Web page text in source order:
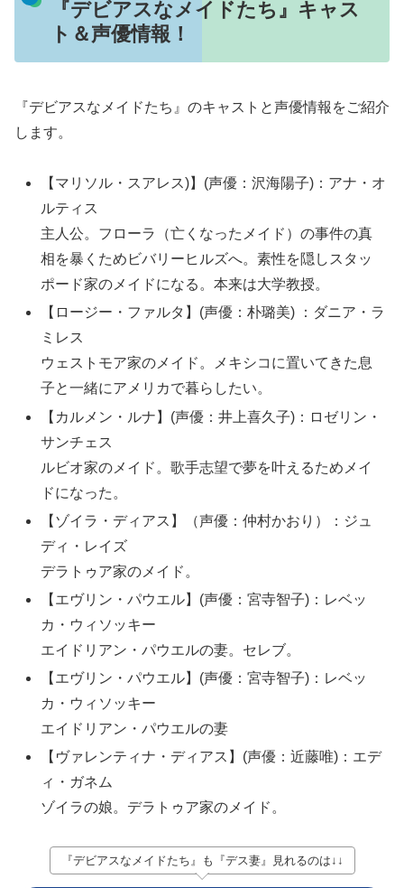
『デビアスなメイドたち』キャス
ト＆声優情報！
『デビアスなメイドたち』のキャストと声優情報をご紹介
します。
【マリソル・スアレス)】(声優：沢海陽子)：アナ・オ
ルティス
主人公。フローラ（亡くなったメイド）の事件の真
相を暴くためビバリーヒルズへ。素性を隠しスタッ
ポード家のメイドになる。本来は大学教授。
【ロージー・ファルタ】(声優：朴璐美) ：ダニア・ラ
ミレス
ウェストモア家のメイド。メキシコに置いてきた息
子と一緒にアメリカで暮らしたい。
【カルメン・ルナ】(声優：井上喜久子)：ロゼリン・
サンチェス
ルビオ家のメイド。歌手志望で夢を叶えるためメイ
ドになった。
【ゾイラ・ディアス】（声優：仲村かおり）：ジュ
ディ・レイズ
デラトゥア家のメイド。
【エヴリン・パウエル】(声優：宮寺智子)：レベッ
カ・ウィソッキー
エイドリアン・パウエルの妻。セレブ。
【エヴリン・パウエル】(声優：宮寺智子)：レベッ
カ・ウィソッキー
エイドリアン・パウエルの妻
【ヴァレンティナ・ディアス】(声優：近藤唯)：エデ
ィ・ガネム
ゾイラの娘。デラトゥア家のメイド。
『デビアスなメイドたち』も『デス妻』見れるのは↓↓